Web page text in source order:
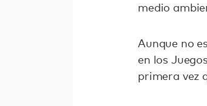
medio
Aunque no
en los
primera vez